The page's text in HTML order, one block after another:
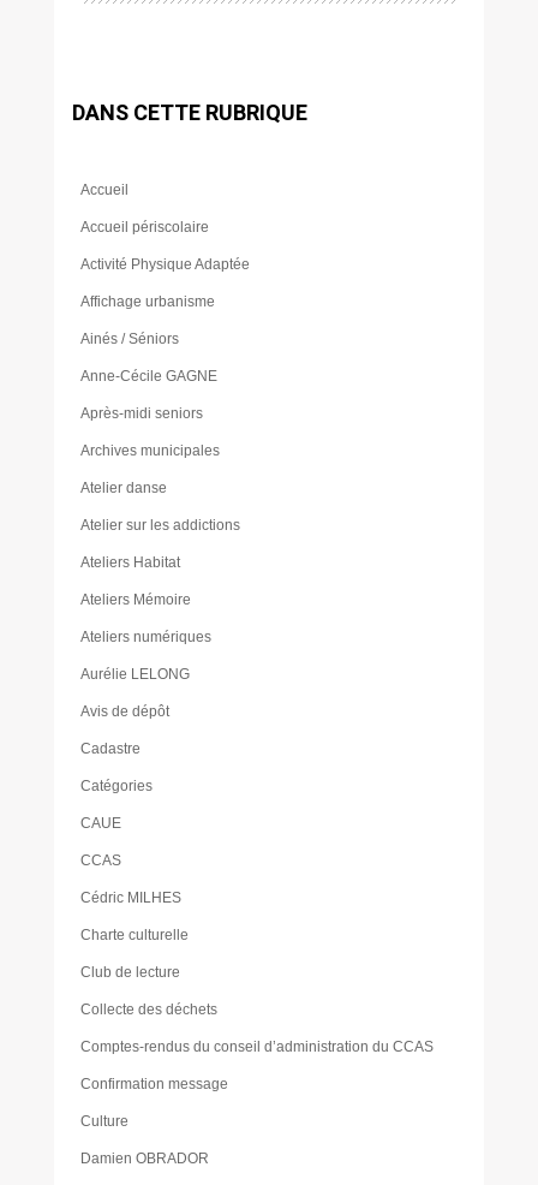
DANS CETTE RUBRIQUE
Accueil
Accueil périscolaire
Activité Physique Adaptée
Affichage urbanisme
Ainés / Séniors
Anne-Cécile GAGNE
Après-midi seniors
Archives municipales
Atelier danse
Atelier sur les addictions
Ateliers Habitat
Ateliers Mémoire
Ateliers numériques
Aurélie LELONG
Avis de dépôt
Cadastre
Catégories
CAUE
CCAS
Cédric MILHES
Charte culturelle
Club de lecture
Collecte des déchets
Comptes-rendus du conseil d’administration du CCAS
Confirmation message
Culture
Damien OBRADOR